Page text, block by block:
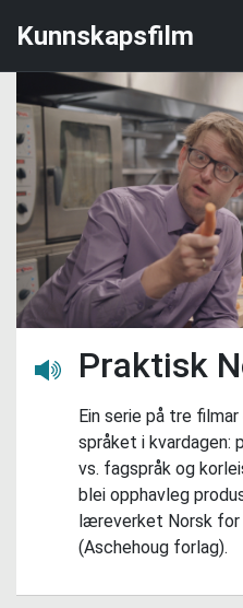
til
til
Kunnskapsfilm
Praktisk
Ein serie på tre
språket i kvardagen:
vs. fagspråk og
blei opphavleg
læreverket Norsk for
(Aschehoug forlag).
Lytt her